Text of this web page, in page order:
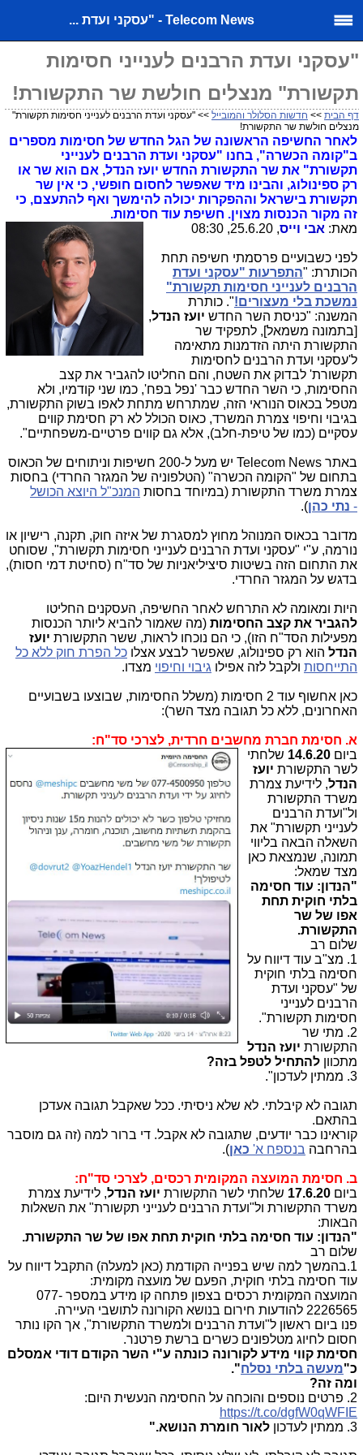
Telecom News - "עסקני ועדת ...
"עסקני ועדת הרבנים לענייני חסימות
תקשורת" מנצלים חולשת שר התקשורת!
דף הבית >> חדשות הסלולר והמובייל >> "עסקני ועדת הרבנים לענייני חסימות תקשורת"
מנצלים חולשת שר התקשורת!
לאחר החשיפה הראשונה של הגל החדש של חסימות מספרים
ב"קומה הכשרה", בחנו "עסקני ועדת הרבנים לענייני
תקשורת" את שר התקשורת החדש יועז הנדל, אם הוא שר או
רק ספינולוג, והבינו מיד שאפשר לחסום חופשי, כי אין שר
תקשורת בישראל וההפקרות יכולה להימשך ואף להתעצם, כי
זה מקור הכנסות מצוין. חשיפת עוד חסימות.
מאת: אבי וייס, 25.6.20, 08:30
לפני כשבועיים פרסמתי חשיפה תחת
הכותרת: "התפרעות "עסקני ועדת
הרבנים לענייני חסימות תקשורת"
נמשכת בלי מעצורים!". כותרת
המשנה: "כניסת השר החדש יועז הנדל,
[בתמונה משמאל], לתפקיד שר
התקשורת היתה הזדמנות מתאימה
ל'עסקני ועדת הרבנים לחסימות
תקשורת' לבדוק את השטח, והם החליטו להגביר את קצב
החסימות, כי השר החדש כבר 'נפל בפח', כמו שני קודמיו, ולא
מטפל בכאוס הנוראי הזה, שמתרחש מתחת לאפו בשוק התקשורת,
בגיבוי וחיפוי צמרת המשרד, כאוס הכולל לא רק חסימת קווים
עסקיים (כמו של טיפת-חלב), אלא גם קווים פרטיים-משפחתיים".
באתר Telecom News יש מעל ל-200 חשיפות וניתוחים של הכאוס
בתחום של "הקומה הכשרה" (הטלפוניה של המגזר החרדי) בחסות
צמרת משרד התקשורת (במיוחד בחסות המנכ"ל היוצא הכושל
- נתי כהן).
מדובר בכאוס המנוהל מחוץ למסגרת של איזה חוק, תקנה, רישיון או
נורמה, ע"י "עסקני ועדת הרבנים לענייני חסימות תקשורת", שסוחט
את התחום הזה בשיטות סיציליאניות של סד"ח (סחיטת דמי חסות),
בדגש על המגזר החרדי.
היות ומאומה לא התרחש לאחר החשיפה, העסקנים החליטו
להגביר את קצב החסימות (מה שאמור להביא ליותר הכנסות
מפעילות הסד"ח הזו), כי הם נוכחו לראות, ששר התקשורת יועז
הנדל הוא רק ספינולוג, שאפשר לבצע אצלו כל הפרת חוק ללא כל
התייחסות ולקבל לזה אפילו גיבוי וחיפוי מצדו.
כאן אחשוף עוד 2 חסימות (משלל החסימות, שבוצעו בשבועיים
האחרונים, ללא כל תגובה מצד השר):
א. חסימת חברת מחשבים חרדית, לצרכי סד"ח:
ביום 14.6.20 שלחתי
לשר התקשורת יועז
הנדל, לידיעת צמרת
משרד התקשורת
ול"ועדת הרבנים
לענייני תקשורת" את
השאלה הבאה בליווי
תמונה, שנמצאת כאן
מצד שמאל:
"הנדון: עוד חסימה
בלתי חוקית תחת
אפו של שר
התקשורת.
שלום רב
1. מצ"ב עוד דיווח על
חסימה בלתי חוקית
של "עסקני ועדת
הרבנים לענייני
חסימות תקשורת".
2. מתי שר
התקשורת יועז הנדל
מתכוון להתחיל לטפל בזה?
3. ממתין לעדכון".
תגובה לא קיבלתי. לא שלא ניסיתי. ככל שאקבל תגובה אעדכן
בהתאם.
קוראינו כבר יודעים, שתגובה לא אקבל. די ברור למה (זה גם מוסבר
בהרחבה בנספח א' כאן).
ב. חסימת המועצה המקומית רכסים, לצרכי סד"ח:
ביום 17.6.20 שלחתי לשר התקשורת יועז הנדל, לידיעת צמרת
משרד התקשורת ול"ועדת הרבנים לענייני תקשורת" את השאלות
הבאות:
"הנדון: עוד חסימה בלתי חוקית תחת אפו של שר התקשורת.
שלום רב
1.בהמשך למה שיש בפנייה הקודמת (כאן למעלה) התקבל דיווח על
עוד חסימה בלתי חוקית, הפעם של מועצה מקומית:
‏המועצה המקומית רכסים בצפון פתחה קו מידע במספר 077-
2226565 להודעות חירום בנושא הקורונה לתושבי העיירה
.
פנו ביום ראשון ל"ועדת הרבנים ולמשרד התקשורת", אך הקו נותר
חסום לחיוג מטלפונים כשרים ברשת פרטנר.
חסימת קווי מידע לקורונה כונתה ע"י השר הקודם דודי אמסלם
כ"מעשה בלתי נסלח"
.
ומה זה?
2. פרטים נוספים והוכחה על החסימה הנעשית היום:
https://t.co/dgfW0qWFIE
3. ממתין לעדכון
לאור חומרת הנושא."